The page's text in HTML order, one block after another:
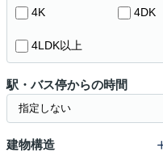
4K 4DK
4LDK以上
駅・バス停からの時間
建物構造